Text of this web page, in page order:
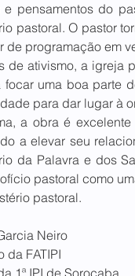
e pensamentos do
pastoral. O pastor
de programação em
de ativismo, a igreja
focar uma boa parte
para dar lugar à
a obra é
a elevar seu
da Palavra e dos
pastoral como
pastoral.
Neiro
da FATIPI
1ª IPI de Sorocaba